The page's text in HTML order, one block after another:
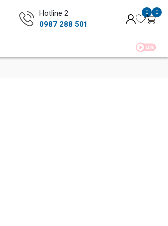
Hotline 2
0987 288 501
0 0